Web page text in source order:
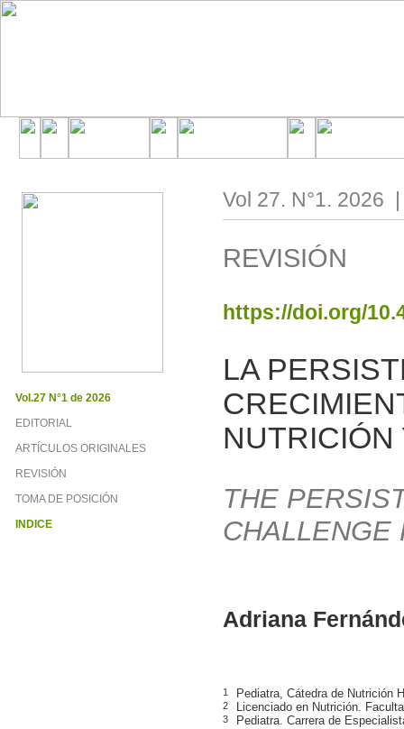
Vol.27 N°1 de 2026
EDITORIAL
ARTÍCULOS ORIGINALES
REVISIÓN
TOMA DE POSICIÓN
INDICE
Vol 27. N°1. 2026
REVISIÓN
https://doi.org/
LA
NUTRICIÓN
THE
CHALLENGE
Adriana
1 Pediatra, Cátedra de Nutrición
2 Licenciado en Nutrición.
3 Pediatra. Carrera de